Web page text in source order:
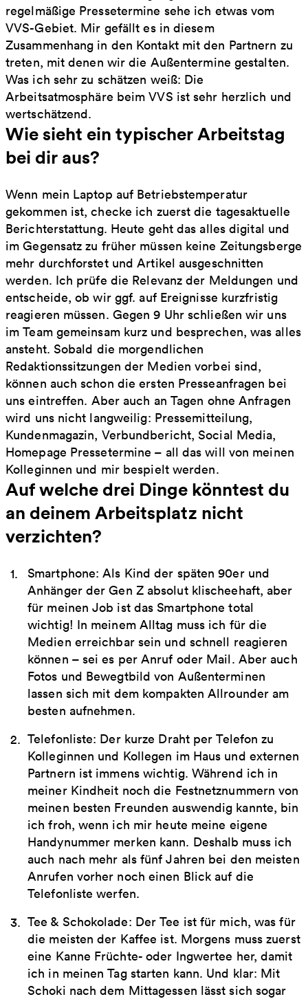
regelmäßige Pressetermine sehe ich etwas vom
VVS-Gebiet. Mir gefällt es in diesem
Zusammenhang in den Kontakt mit den Partnern zu
treten, mit denen wir die Außentermine gestalten.
Was ich sehr zu schätzen weiß: Die
Arbeitsatmosphäre beim VVS ist sehr herzlich und
wertschätzend.
Wie sieht ein typischer Arbeitstag
bei dir aus?
Wenn mein Laptop auf Betriebstemperatur
gekommen ist, checke ich zuerst die tagesaktuelle
Berichterstattung. Heute geht das alles digital und
im Gegensatz zu früher müssen keine Zeitungsberge
mehr durchforstet und Artikel ausgeschnitten
werden. Ich prüfe die Relevanz der Meldungen und
entscheide, ob wir ggf. auf Ereignisse kurzfristig
reagieren müssen. Gegen 9 Uhr schließen wir uns
im Team gemeinsam kurz und besprechen, was alles
ansteht. Sobald die morgendlichen
Redaktionssitzungen der Medien vorbei sind,
können auch schon die ersten Presseanfragen bei
uns eintreffen. Aber auch an Tagen ohne Anfragen
wird uns nicht langweilig: Pressemitteilung,
Kundenmagazin, Verbundbericht, Social Media,
Homepage Pressetermine – all das will von meinen
Kolleginnen und mir bespielt werden.
Auf welche drei Dinge könntest du
an deinem Arbeitsplatz nicht
verzichten?
Smartphone: Als Kind der späten 90er und
Anhänger der Gen Z absolut klischeehaft, aber
für meinen Job ist das Smartphone total
wichtig! In meinem Alltag muss ich für die
Medien erreichbar sein und schnell reagieren
können – sei es per Anruf oder Mail. Aber auch
Fotos und Bewegtbild von Außenterminen
lassen sich mit dem kompakten Allrounder am
besten aufnehmen.
Telefonliste: Der kurze Draht per Telefon zu
Kolleginnen und Kollegen im Haus und externen
Partnern ist immens wichtig. Während ich in
meiner Kindheit noch die Festnetznummern von
meinen besten Freunden auswendig kannte, bin
ich froh, wenn ich mir heute meine eigene
Handynummer merken kann. Deshalb muss ich
auch nach mehr als fünf Jahren bei den meisten
Anrufen vorher noch einen Blick auf die
Telefonliste werfen.
Tee & Schokolade: Der Tee ist für mich, was für
die meisten der Kaffee ist. Morgens muss zuerst
eine Kanne Früchte- oder Ingwertee her, damit
ich in meinen Tag starten kann. Und klar: Mit
Schoki nach dem Mittagessen lässt sich sogar